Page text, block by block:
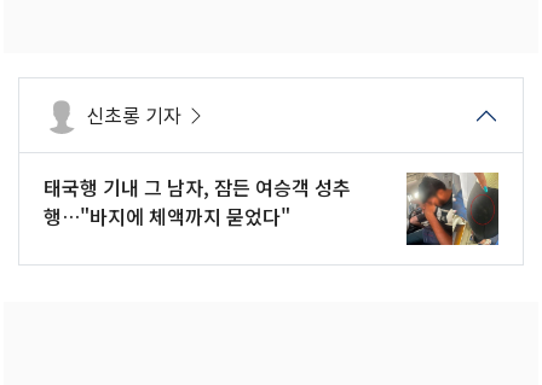
신초롱 기자
태국행 기내 그 남자, 잠든 여승객 성추
행…"바지에 체액까지 묻었다"